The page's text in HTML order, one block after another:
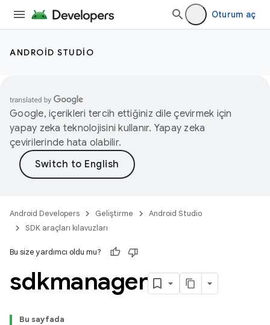
Oturum aç
ANDROID STUDIO
Google, içerikleri tercih ettiğiniz dile çevirmek için
yapay zeka teknolojisini kullanır. Yapay zeka
çevirilerinde hata olabilir.
Android Developers Geliştirme
Android Studio
SDK araçları kılavuzları
Bu size yardımcı oldu mu?
sdkmanager
Bu sayfada